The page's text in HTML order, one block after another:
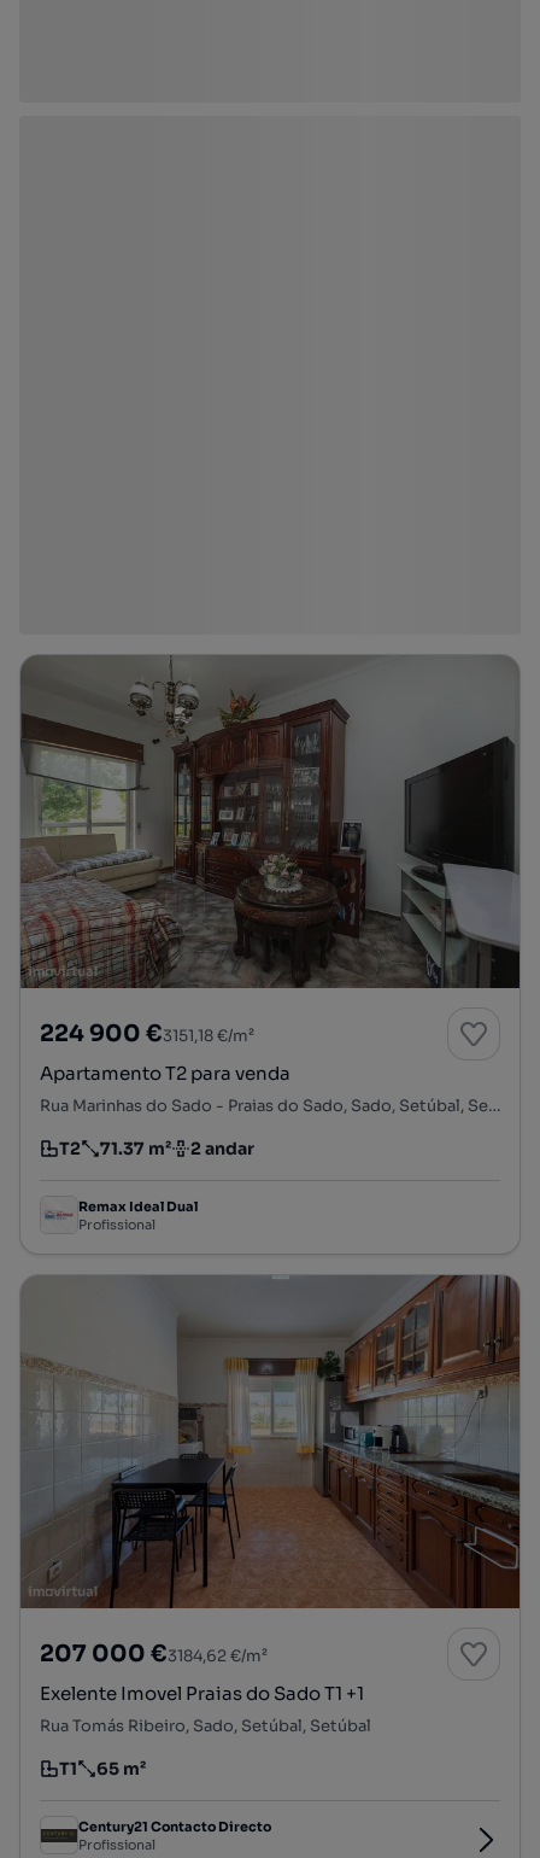
224 900 €3151,18 €/m²
Apartamento T2 para venda
Rua Marinhas do Sado - Praias do Sado, Sado, Setúbal, Setúbal
Tipologia
T2
Preço por metro quadrado
71.37 m²
Andar 2 andar
Remax Ideal Dual
Profissional
207 000 €3184,62 €/m²
Exelente Imovel Praias do Sado T1 +1
Rua Tomás Ribeiro, Sado, Setúbal, Setúbal
Tipologia
T1
Preço por metro quadrado
65 m²
Century21 Contacto Directo
Profissional